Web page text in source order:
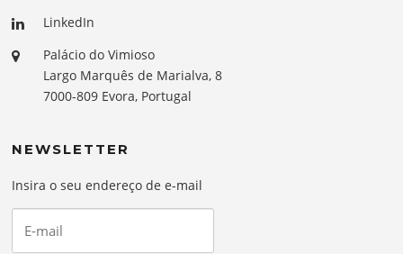
LinkedIn
Palácio do Vimioso
Largo Marquês de Marialva, 8
7000-809 Evora, Portugal
NEWSLETTER
Insira o seu endereço de e-mail